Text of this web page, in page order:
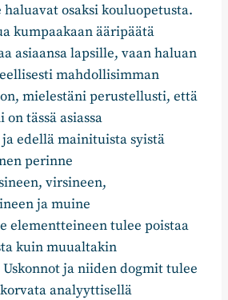
osaksi kouluopetusta.
kumpaakaan ääripäätä
asiaansa lapsille, vaan haluan
mahdollisimman
mielestäni perustellusti, että
tässä asiassa
edellä mainituista syistä
perinne
virsineen,
ja muine
elementteineen tulee poistaa
kuin muualtakin
ja niiden dogmit tulee
analyyttisellä